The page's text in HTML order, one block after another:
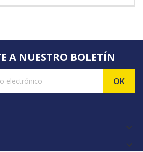
A NUESTRO BOLETÍN

